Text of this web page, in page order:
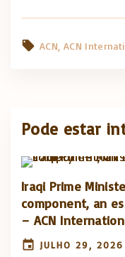
ACN ACN
Pode estar
Iraqi Prime
component, an
– ACN
JULHO 29, 2026